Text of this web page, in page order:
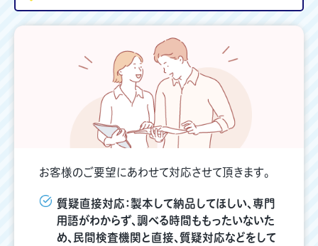
お客様のご要望にあわせて対応させて頂きます。
質疑直接対応：製本して納品してほしい、専門
用語がわからず、調べる時間ももったいないた
め、民間検査機関と直接、質疑対応などをして